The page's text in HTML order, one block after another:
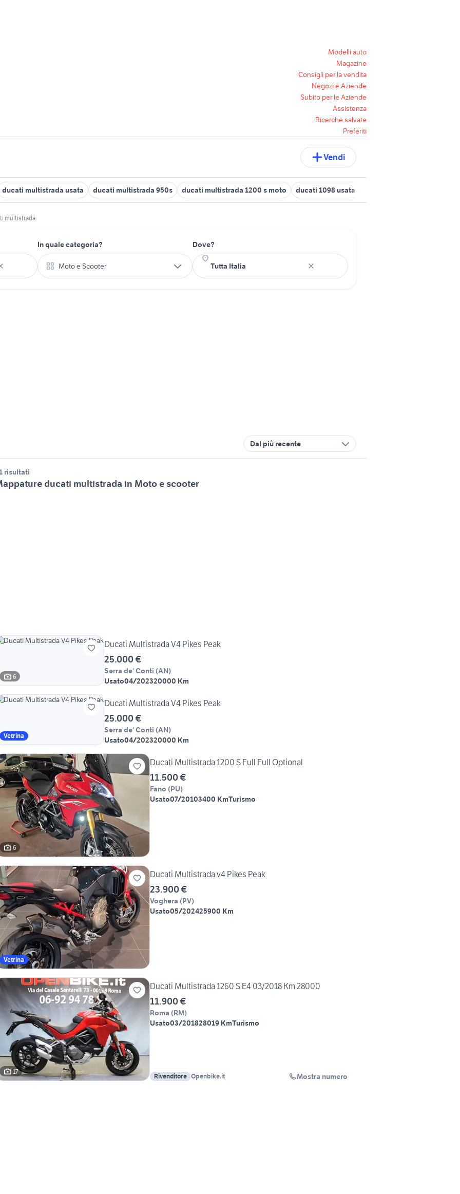
Modelli auto
Magazine
Consigli per la vendita
Negozi e Aziende
Subito per le Aziende
Assistenza
Ricerche salvate
Preferiti
Vendi
ducati multistrada usata ducati multistrada 950s ducati multistrada 1200 s moto ducati 1098 usata
multistrada
In quale categoria?
Moto e Scooter
Dove?
Dal più recente
risultati
ducati multistrada in Moto e scooter
6
Ducati Multistrada V4 Pikes Peak
25.000 €
Serra de' Conti (AN)
Usato04/202320000 Km
Vetrina
Ducati Multistrada V4 Pikes Peak
25.000 €
Serra de' Conti (AN)
Usato04/202320000 Km
6
Ducati Multistrada 1200 S Full Full Optional
11.500 €
Fano (PU)
Usato07/20103400 KmTurismo
Vetrina
Ducati Multistrada v4 Pikes Peak
23.900 €
Voghera (PV)
Usato05/202425900 Km
17
Ducati Multistrada 1260 S E4 03/2018 Km 28000
11.900 €
Roma (RM)
Usato03/201828019 KmTurismo
Rivenditore Openbike.it Mostra numero